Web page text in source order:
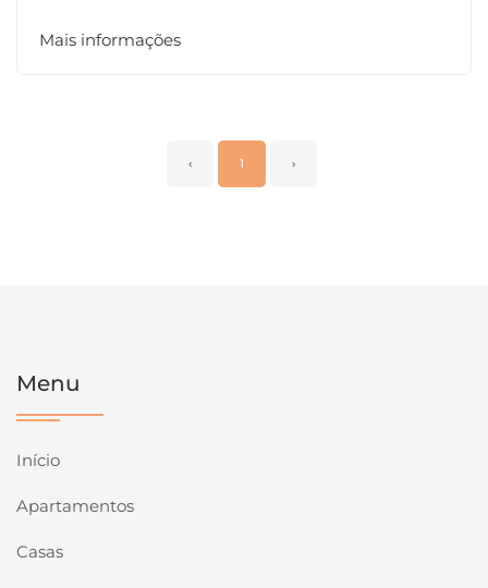
Mais informações
‹ 1 ›
Menu
Início
Apartamentos
Casas